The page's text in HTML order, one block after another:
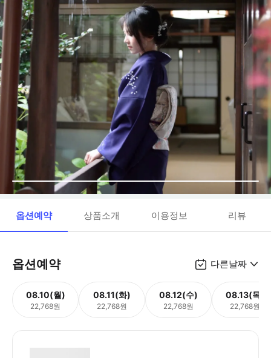
옵션예약 상품소개 이용정보 리뷰
옵션예약 다른날짜
08.10(월)
22,768원
08.11(화)
22,768원
08.12(수)
22,768원
08.13(목)
22,768원